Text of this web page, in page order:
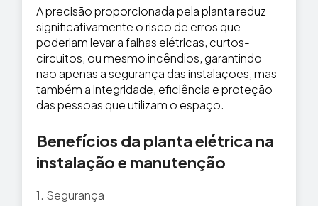
A precisão proporcionada pela planta reduz
significativamente o risco de erros que
poderiam levar a falhas elétricas, curtos-
circuitos, ou mesmo incêndios, garantindo
não apenas a segurança das instalações, mas
também a integridade, eficiência e proteção
das pessoas que utilizam o espaço.
Benefícios da planta elétrica na
instalação e manutenção
1. Segurança